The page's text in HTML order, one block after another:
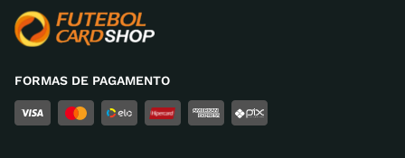
FORMAS DE PAGAMENTO